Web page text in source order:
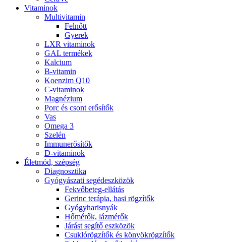
Vitaminok
Multivitamin
Felnőtt
Gyerek
LXR vitaminok
GAL termékek
Kalcium
B-vitamin
Koenzim Q10
C-vitaminok
Magnézium
Porc és csont erősítők
Vas
Omega 3
Szelén
Immunerősítők
D-vitaminok
Életmód, szépség
Diagnosztika
Gyógyászati segédeszközök
Fekvőbeteg-ellátás
Gerinc terápia, hasi rögzítők
Gyógyharisnyák
Hőmérők, lázmérők
Járást segítő eszközök
Csuklórögzítők és könyökrögzítők